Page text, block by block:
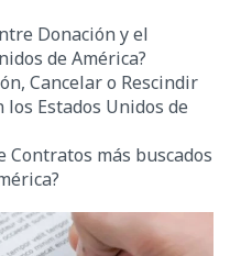
Donación y el
de América?
Cancelar o Rescindir
Estados Unidos de
Contratos más buscados